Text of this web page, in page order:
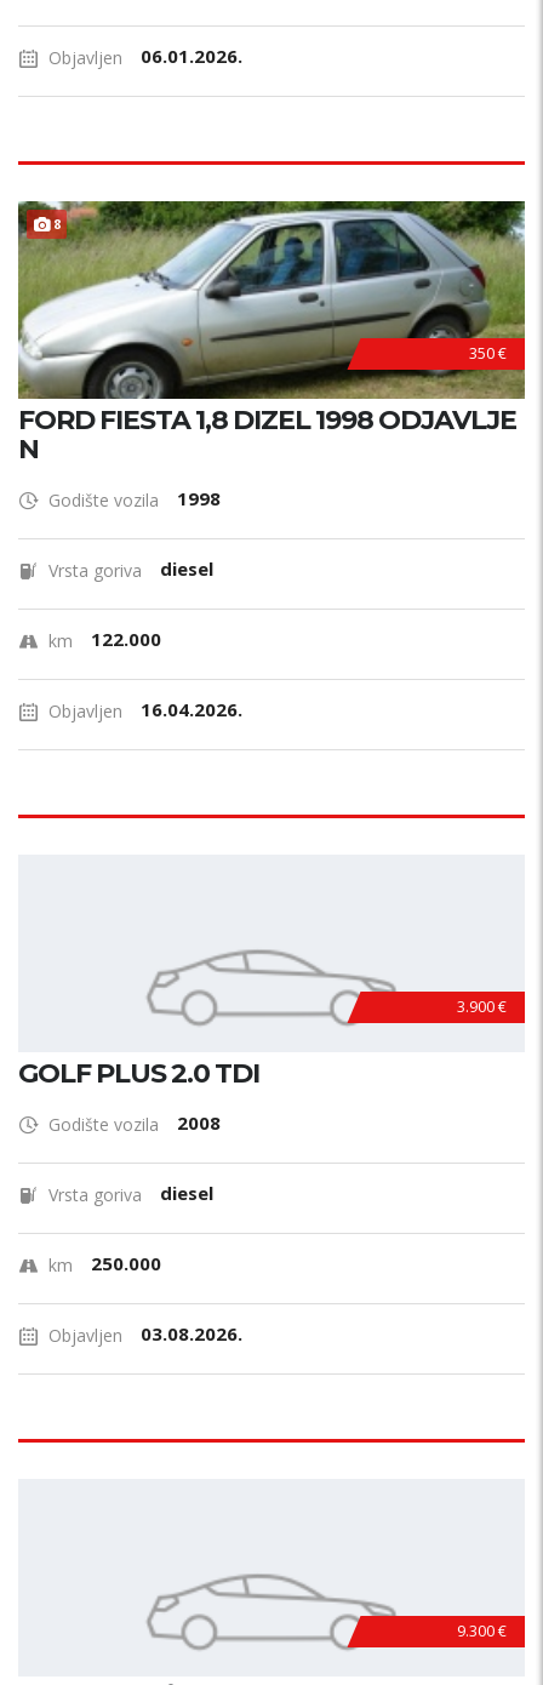
Objavljen 06.01.2026.
8 AKCIJA !
350 €
FORD FIESTA 1,8 DIZEL 1998 ODJAVLJE
N
Godište vozila 1998
Vrsta goriva diesel
km 122.000
Objavljen 16.04.2026.
3.900 €
GOLF PLUS 2.0 TDI
Godište vozila 2008
Vrsta goriva diesel
km 250.000
Objavljen 03.08.2026.
9.300 €